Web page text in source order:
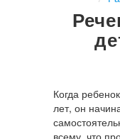
Когда
лет, он
всему, что